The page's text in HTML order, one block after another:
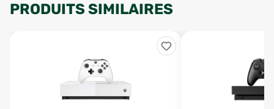
PRODUITS SIMILAIRES